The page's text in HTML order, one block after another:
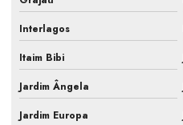
Laudo pmoc
Laudo pmoc ar condicionado
Laudo técnico pmoc
Interlagos
Itaim Bibi
Jardim Ângela
Jardim Europa